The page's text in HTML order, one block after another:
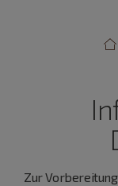
Zur